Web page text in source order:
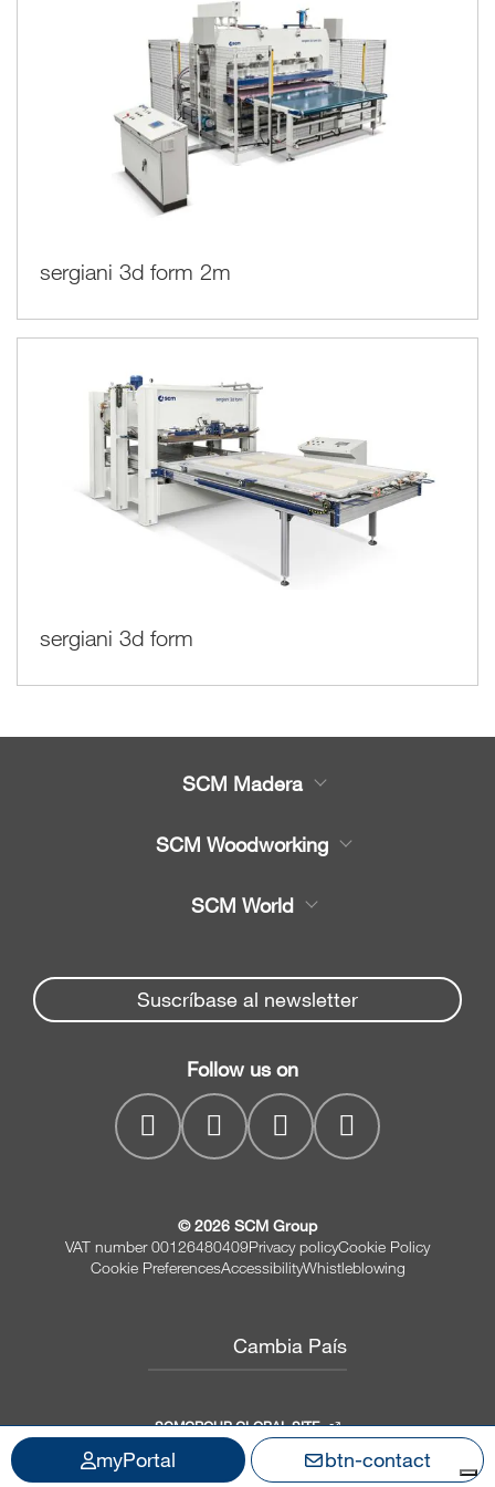
sergiani 3d form 2m
sergiani 3d form
SCM Madera
Recambios
Empresa
SCM Woodworking
Seccionadoras
Cepilladoras y Moldureras
Lijadoras y Calibradoras
SCM World
Spare parts service
myPortal
Suscríbase al newsletter
Follow us on
© 2026 SCM Group
VAT number 00126480409Privacy policyCookie Policy
Cookie PreferencesAccessibilityWhistleblowing
Cambia País
SCMGROUP GLOBAL SITE
myPortal btn-contact
Aviso en el momento de la recogida